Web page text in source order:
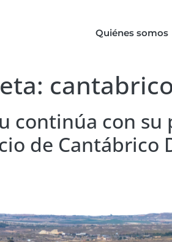
Quiénes somos
continúa con
de Cantábrico